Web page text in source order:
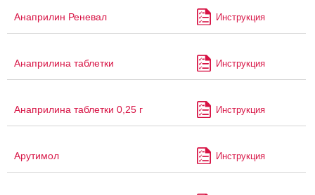
Анаприлин Реневал Инструкция
Анаприлина таблетки Инструкция
Анаприлина таблетки 0,25 г Инструкция
Арутимол Инструкция